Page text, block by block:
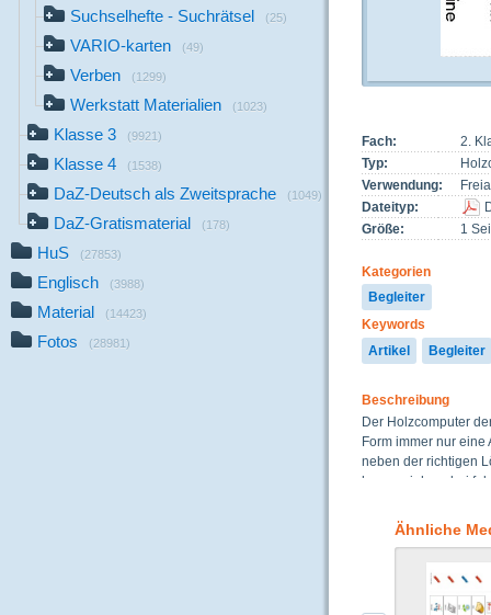
Suchselhefte - Suchrätsel (25)
VARIO-karten (49)
Verben (1299)
Werkstatt Materialien (1023)
Klasse 3 (9921)
Klasse 4 (1538)
DaZ-Deutsch als Zweitsprache (1049)
DaZ-Gratismaterial (178)
HuS (27853)
Englisch (3988)
Material (14423)
Fotos (28981)
Fach:
2.
Typ:
Verwendung:
Dateityp:
Größe:
1
Kategorien
Begleiter
Keywords
Artikel
Begleiter
Beschreibung
Der Holzcomputer
Form immer nur
neben der richtigen
herausziehen, bei
werden. Auf den
Ähnliche